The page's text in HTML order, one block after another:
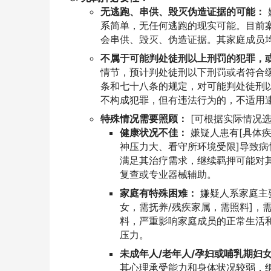
无逃跑、串供、毁灭伪造证据的可能：
系简单，无任何逃跑的现实可能。目
会串供、毁灭、伪造证据。其家庭成员
不属于可能判处徒刑以上刑罚的犯罪，
情节，预计判处徒刑以下刑罚或者符合
条和七十八条的规定，对可能判处徒刑
不构成犯罪，但有违法行为的，不适用
特殊情况需要照顾：
[可根据实际情况
健康状况不佳： 嫌疑人患有[具体
神压力大、看守所环境受限]导致
满足其治疗需求，继续羁押可能对
复查或专业器械辅助。
家庭有特殊困难： 嫌疑人系家庭
女，需抚养/残疾家属，需照料]，
料，严重影响家庭成员的正常生活
压力。
未成年人/老年人/孕妇或哺乳期妇
其心理承受能力和身体状况较弱，